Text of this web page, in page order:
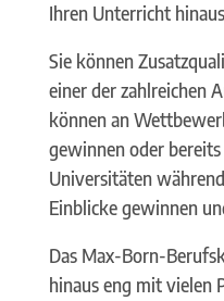
Ihren Unterricht
Sie können
einer der zahlreichen
können an
gewinnen oder
Universitäten
Einblicke gewinnen
Das Max-Born-
hinaus eng mit vielen